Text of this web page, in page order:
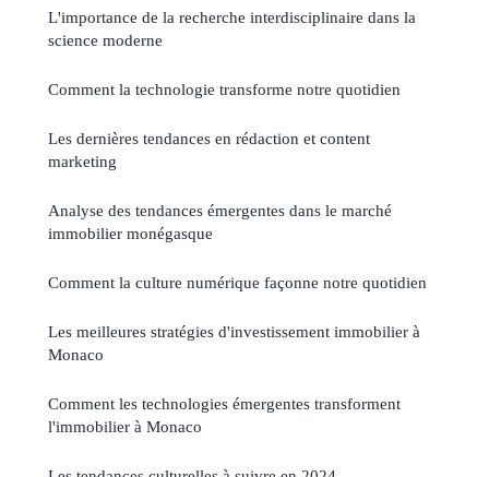
L'importance de la recherche interdisciplinaire dans la
science moderne
Comment la technologie transforme notre quotidien
Les dernières tendances en rédaction et content
marketing
Analyse des tendances émergentes dans le marché
immobilier monégasque
Comment la culture numérique façonne notre quotidien
Les meilleures stratégies d'investissement immobilier à
Monaco
Comment les technologies émergentes transforment
l'immobilier à Monaco